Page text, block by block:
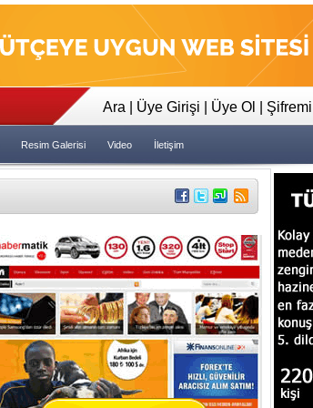
23:35 Tapeler İncelensin Dedi Dava
Ara Üye Girişi Üye Ol
Resim Galerisi Video İletişim